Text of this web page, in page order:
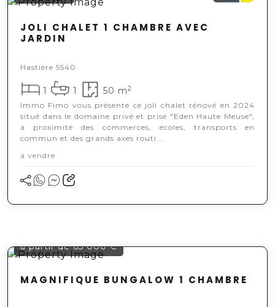
JOLI CHALET 1 CHAMBRE AVEC
JARDIN
Hastière 5540
1 1 50 m2
Immo Fimo vous présente ce joli chalet rénové en 2024
situé dans le domaine privé et prisé "Eden Haute Meuse",
à proximité des commerces, écoles, transports en
commun et des grands axes routi...
à vendre
à partir de 65 000 €
MAGNIFIQUE BUNGALOW 1 CHAMBRE